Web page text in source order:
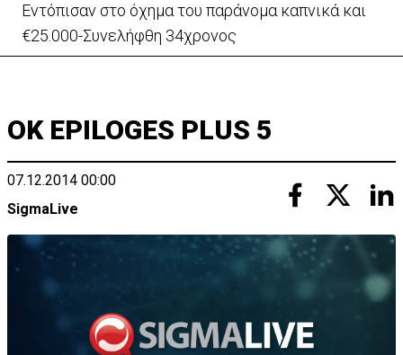
Μαλαισία: Πανικός σε πτήση – Επιχείρησε να
ανοίξει την έξοδο κυνδίνου (ΒΙΝΤΕΟ)
OK EPILOGES PLUS 5
07.12.2014 00:00
SigmaLive